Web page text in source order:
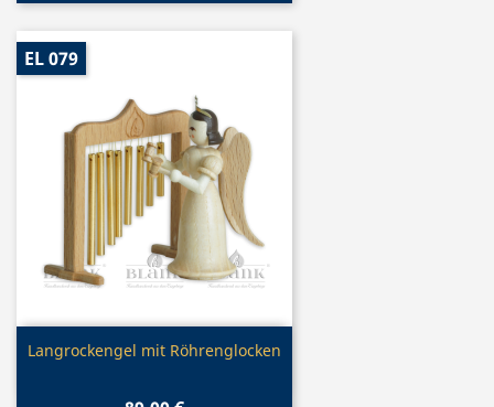
Vorschau
Langrockengel mit Röhrenglocken
EL 079